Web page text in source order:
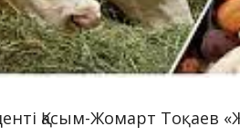
Қасым-Жомарт Тоқаев